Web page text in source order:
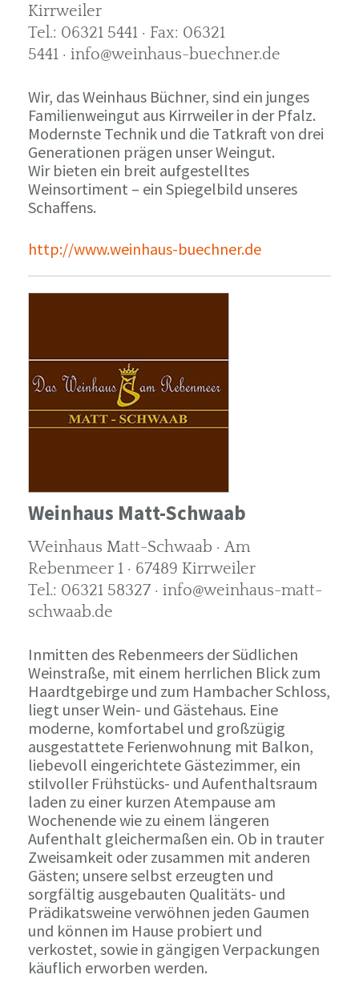
Kirrweiler
Tel.: 06321 5441 · Fax: 06321
5441 · info@weinhaus-buechner.de
Wir, das Weinhaus Büchner, sind ein junges
Familienweingut aus Kirrweiler in der Pfalz.
Modernste Technik und die Tatkraft von drei
Generationen prägen unser Weingut.
Wir bieten ein breit aufgestelltes
Weinsortiment – ein Spiegelbild unseres
Schaffens.
http://www.weinhaus-buechner.de
Weinhaus Matt-Schwaab
Weinhaus Matt-Schwaab · Am
Rebenmeer 1 · 67489 Kirrweiler
Tel.: 06321 58327 · info@weinhaus-matt-
schwaab.de
Inmitten des Rebenmeers der Südlichen
Weinstraße, mit einem herrlichen Blick zum
Haardtgebirge und zum Hambacher Schloss,
liegt unser Wein- und Gästehaus. Eine
moderne, komfortabel und großzügig
ausgestattete Ferienwohnung mit Balkon,
liebevoll eingerichtete Gästezimmer, ein
stilvoller Frühstücks- und Aufenthaltsraum
laden zu einer kurzen Atempause am
Wochenende wie zu einem längeren
Aufenthalt gleichermaßen ein. Ob in trauter
Zweisamkeit oder zusammen mit anderen
Gästen; unsere selbst erzeugten und
sorgfältig ausgebauten Qualitäts- und
Prädikatsweine verwöhnen jeden Gaumen
und können im Hause probiert und
verkostet, sowie in gängigen Verpackungen
käuflich erworben werden.